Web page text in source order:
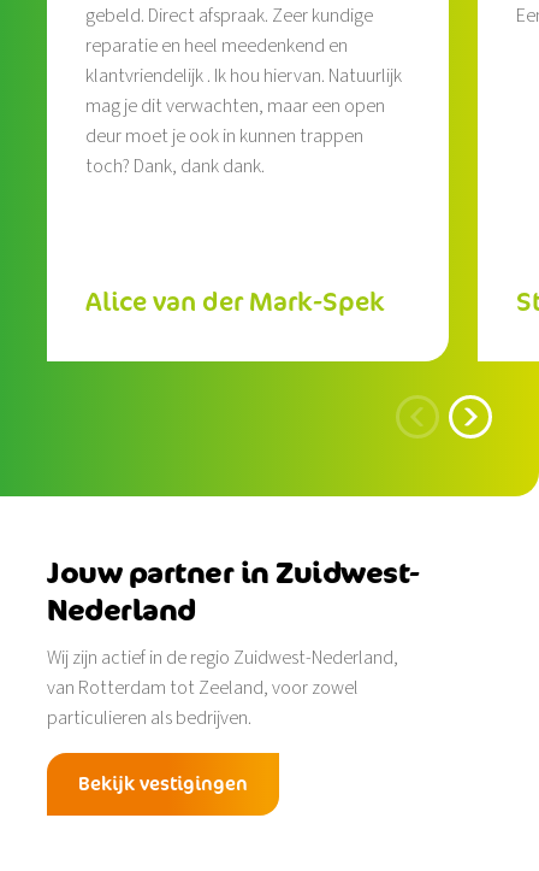
gebeld. Direct afspraak. Zeer kundige
reparatie en heel meedenkend en
klantvriendelijk . Ik hou hiervan. Natuurlijk
mag je dit verwachten, maar een open
deur moet je ook in kunnen trappen
toch? Dank, dank dank.
Alice van der Mark-Spek
Jouw partner in Zuidwest-
Nederland
Wij zijn actief in de regio Zuidwest-Nederland,
van Rotterdam tot Zeeland, voor zowel
particulieren als bedrijven.
Bekijk vestigingen